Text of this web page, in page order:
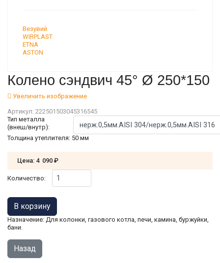
Везувий
WIRPLAST
ETNA
ASTON
Колено сэндвич 45° Ø 250*150
Увеличить изображение
Артикул: 222501503045316545
Тип металла
(внеш/внутр):
Толщина утеплителя: 50 мм
Цена: 4 090 ₽
Количество:
Назначение: Для колонки, газового котла, печи, камина, буржуйки,
бани.